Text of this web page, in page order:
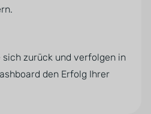
sich zurück und verfolgen in
den Erfolg Ihrer